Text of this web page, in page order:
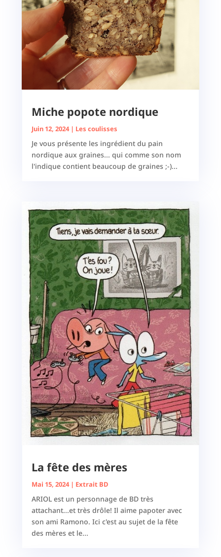
Miche popote nordique
Juin 12, 2024| Les coulisses
Je vous présente les ingrédient du pain
nordique aux graines... qui comme son nom
l'indique contient beaucoup de graines ;-)...
La fête des mères
Mai 15, 2024| Extrait BD
ARIOL est un personnage de BD très
attachant...et très drôle! Il aime papoter avec
son ami Ramono. Ici c'est au sujet de la fête
des mères et le...